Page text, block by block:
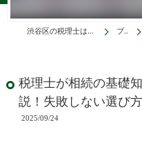
渋谷区の税理士は志磨税務経営事務所 ブログ
税理士が相続の基礎
説！失敗しない選び
2025/09/24